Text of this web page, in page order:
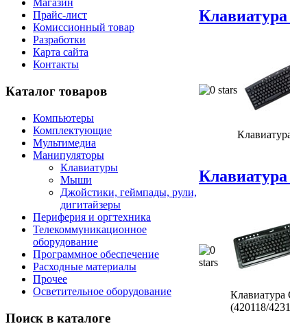
Магазин
Прайс-лист
Комиссионный товар
Разработки
Карта сайта
Контакты
Каталог товаров
Компьютеры
Комплектующие
Мультимедиа
Манипуляторы
Клавиатуры
Мыши
Джойстики, геймпады, рули,
дигитайзеры
Периферия и оргтехника
Телекоммуникационное
оборудование
Программное обеспечение
Расходные материалы
Прочее
Осветительное оборудование
Поиск в каталоге
Клавиатура
(420118/